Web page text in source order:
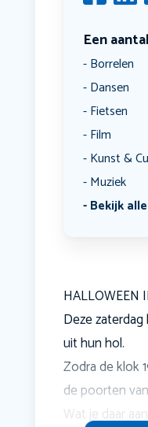
Een
Borrelen
Dansen
Fietsen
Film
Kunst &
Muziek
Bekijk
HALLOWEEN
Deze
uit hun hol.
Zodra de klok
de poorten
Wat je daar